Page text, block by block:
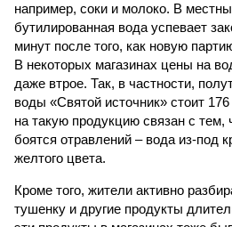
например, соки и молоко. В
бутилированная вода успевает
минут после того, как новую
В некоторых магазинах цены на
даже втрое. Так, в частности,
воды «Святой источник» стоит
на такую продукцию связан с тем,
боятся отравлений – вода из-под
желтого цвета.
Кроме того, жители активно
тушенку и другие продукты